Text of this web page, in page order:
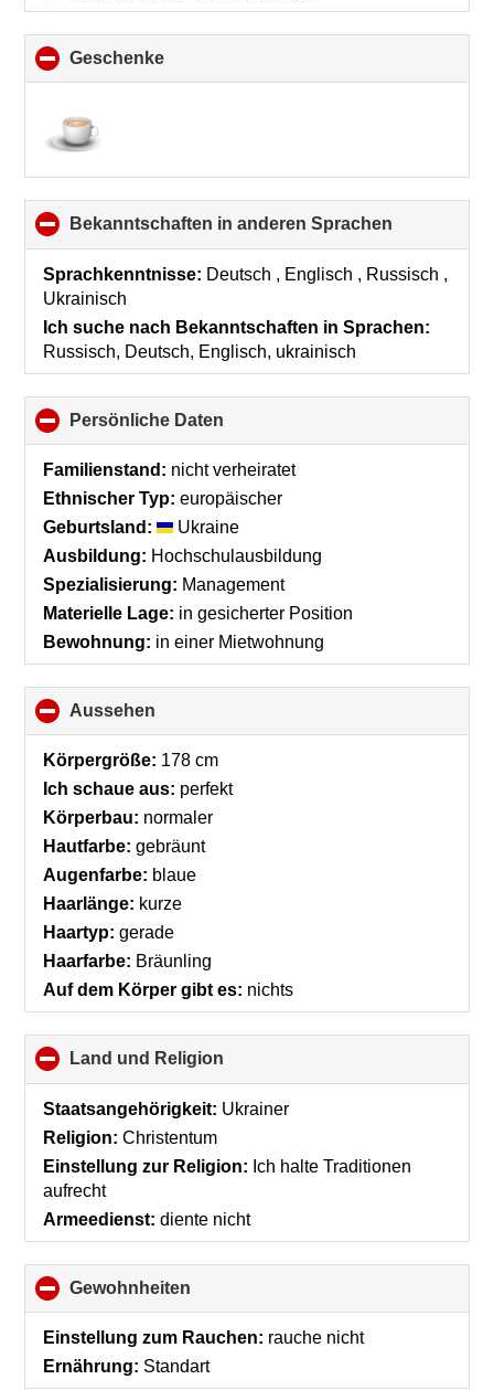
Geschenke
to
Bekanntschaften in anderen Sprachen
to
collapse
Sprachkenntnisse: Deutsch , Englisch , Russisch ,
Ukrainisch
Ich suche nach Bekanntschaften in Sprachen:
Russisch, Deutsch, Englisch, ukrainisch
Persönliche Daten
to
collapse
Familienstand: nicht verheiratet
Ethnischer Typ: europäischer
Geburtsland:
Ukraine
Ausbildung: Hochschulausbildung
Spezialisierung: Management
Materielle Lage: in gesicherter Position
Bewohnung: in einer Mietwohnung
Aussehen
to
collapse
Körpergröße: 178 cm
Ich schaue aus: perfekt
Körperbau: normaler
Hautfarbe: gebräunt
Augenfarbe: blaue
Haarlänge: kurze
Haartyp: gerade
Haarfarbe: Bräunling
Auf dem Körper gibt es: nichts
Land und Religion
to
collapse
Staatsangehörigkeit: Ukrainer
Religion: Christentum
Einstellung zur Religion: Ich halte Traditionen
aufrecht
Armeedienst: diente nicht
Gewohnheiten
to
collapse
Einstellung zum Rauchen: rauche nicht
Ernährung: Standart